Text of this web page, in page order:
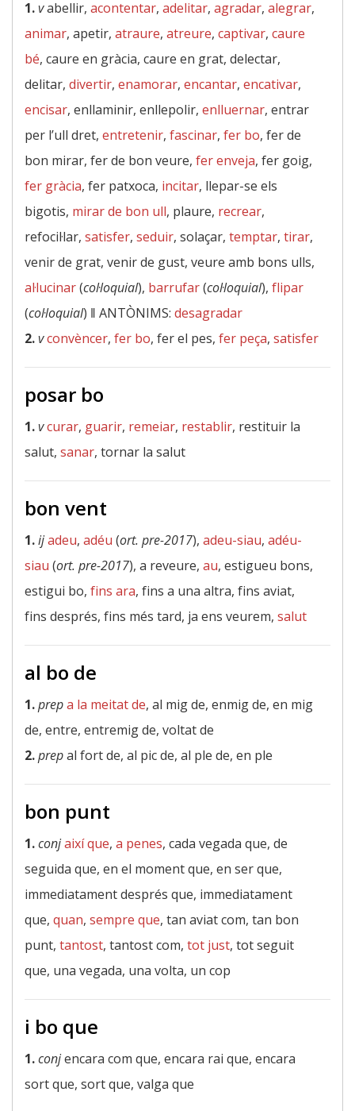
1.vabellir, acontentar, adelitar, agradar, alegrar,
animar, apetir, atraure, atreure, captivar, caure
bé, caure en gràcia, caure en grat, delectar,
delitar, divertir, enamorar, encantar, encativar,
encisar, enllaminir, enllepolir, enlluernar, entrar
per l’ull dret, entretenir, fascinar, fer bo, fer de
bon mirar, fer de bon veure, fer enveja, fer goig,
fer gràcia, fer patxoca, incitar, llepar-se els
bigotis, mirar de bon ull, plaure, recrear,
refocil·lar, satisfer, seduir, solaçar, temptar, tirar,
venir de grat, venir de gust, veure amb bons ulls,
al·lucinar(col·loquial), barrufar(col·loquial), flipar
(col·loquial) ‖ ANTÒNIMS: desagradar
2.vconvèncer, fer bo, fer el pes, fer peça, satisfer
posar bo
1.vcurar, guarir, remeiar, restablir, restituir la
salut, sanar, tornar la salut
bon vent
1.ijadeu, adéu (ort. pre-2017), adeu-siau, adéu-
siau (ort. pre-2017), a reveure, au, estigueu bons,
estigui bo, fins ara, fins a una altra, fins aviat,
fins després, fins més tard, ja ens veurem, salut
al bo de
1.prepa la meitat de, al mig de, enmig de, en mig
de, entre, entremig de, voltat de
2.prepal fort de, al pic de, al ple de, en ple
bon punt
1.conjaixí que, a penes, cada vegada que, de
seguida que, en el moment que, en ser que,
immediatament després que, immediatament
que, quan, sempre que, tan aviat com, tan bon
punt, tantost, tantost com, tot just, tot seguit
que, una vegada, una volta, un cop
i bo que
1.conjencara com que, encara rai que, encara
sort que, sort que, valga que